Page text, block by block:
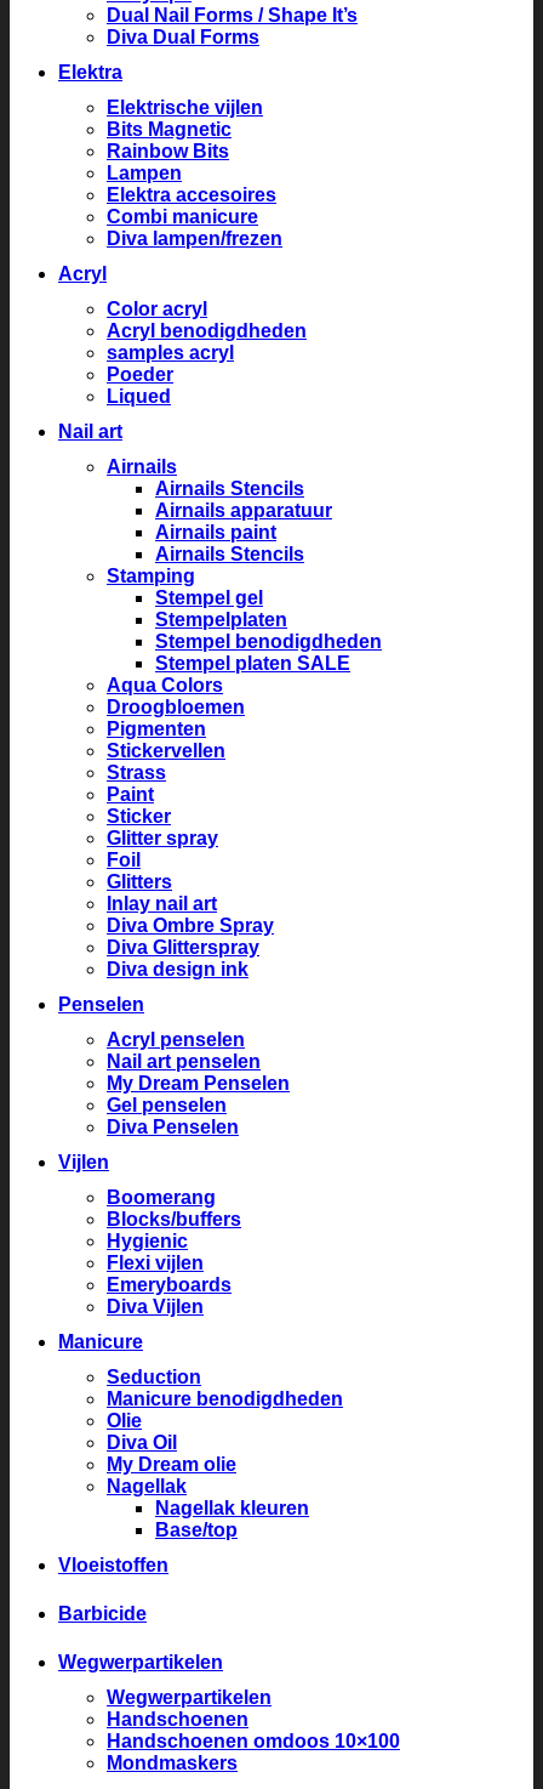
Dual Nail Forms / Shape It’s
Diva Dual Forms
Elektra
Elektrische vijlen
Bits Magnetic
Rainbow Bits
Lampen
Elektra accesoires
Combi manicure
Diva lampen/frezen
Acryl
Color acryl
Acryl benodigdheden
samples acryl
Poeder
Liqued
Nail art
Airnails
Airnails Stencils
Airnails apparatuur
Airnails paint
Airnails Stencils
Stamping
Stempel gel
Stempelplaten
Stempel benodigdheden
Stempel platen SALE
Aqua Colors
Droogbloemen
Pigmenten
Stickervellen
Strass
Paint
Sticker
Glitter spray
Foil
Glitters
Inlay nail art
Diva Ombre Spray
Diva Glitterspray
Diva design ink
Penselen
Acryl penselen
Nail art penselen
My Dream Penselen
Gel penselen
Diva Penselen
Vijlen
Boomerang
Blocks/buffers
Hygienic
Flexi vijlen
Emeryboards
Diva Vijlen
Manicure
Seduction
Manicure benodigdheden
Olie
Diva Oil
My Dream olie
Nagellak
Nagellak kleuren
Base/top
Vloeistoffen
Barbicide
Wegwerpartikelen
Wegwerpartikelen
Handschoenen
Handschoenen omdoos 10×100
Mondmaskers